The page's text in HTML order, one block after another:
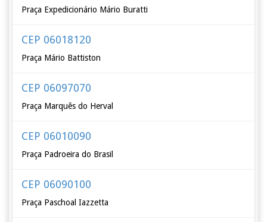
Praça Expedicionário Mário Buratti
CEP 06018120
Praça Mário Battiston
CEP 06097070
Praça Marquês do Herval
CEP 06010090
Praça Padroeira do Brasil
CEP 06090100
Praça Paschoal Iazzetta